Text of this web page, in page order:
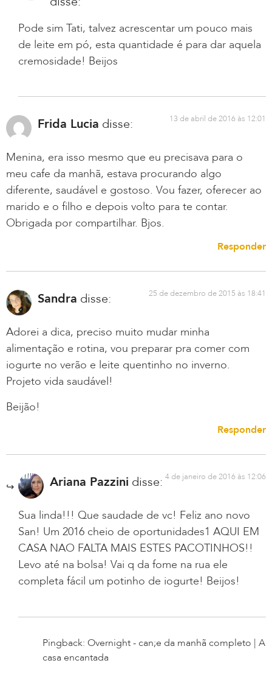
Pode sim Tati, talvez acrescentar um pouco mais
de leite em pó, esta quantidade é para dar aquela
cremosidade! Beijos
Frida Lucia disse: 13 de abril de 2016 às 12:01
Menina, era isso mesmo que eu precisava para o
meu cafe da manhã, estava procurando algo
diferente, saudável e gostoso. Vou fazer, oferecer ao
marido e o filho e depois volto para te contar.
Obrigada por compartilhar. Bjos.
Responder
Sandra disse: 25 de dezembro de 2015 às 18:41
Adorei a dica, preciso muito mudar minha
alimentação e rotina, vou preparar pra comer com
iogurte no verão e leite quentinho no inverno.
Projeto vida saudável!
Beijão!
Responder
Ariana Pazzini disse: 4 de janeiro de 2016 às 12:06
Sua linda!!! Que saudade de vc! Feliz ano novo
San! Um 2016 cheio de oportunidades1 AQUI EM
CASA NAO FALTA MAIS ESTES PACOTINHOS!!
Levo até na bolsa! Vai q da fome na rua ele
completa fácil um potinho de iogurte! Beijos!
Pingback: Overnight - can;e da manhã completo | A
casa encantada